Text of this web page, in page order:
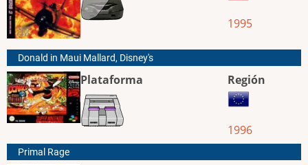
1995
Donald in Maui Mallard, Disney's
Plataforma Región
1996
Primal Rage